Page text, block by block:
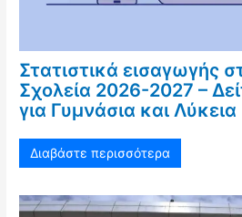
Στατιστικά εισαγωγής
Σχολεία 2026-2027 –
για Γυμνάσια και Λύκεια
Διαβάστε περισσότερα